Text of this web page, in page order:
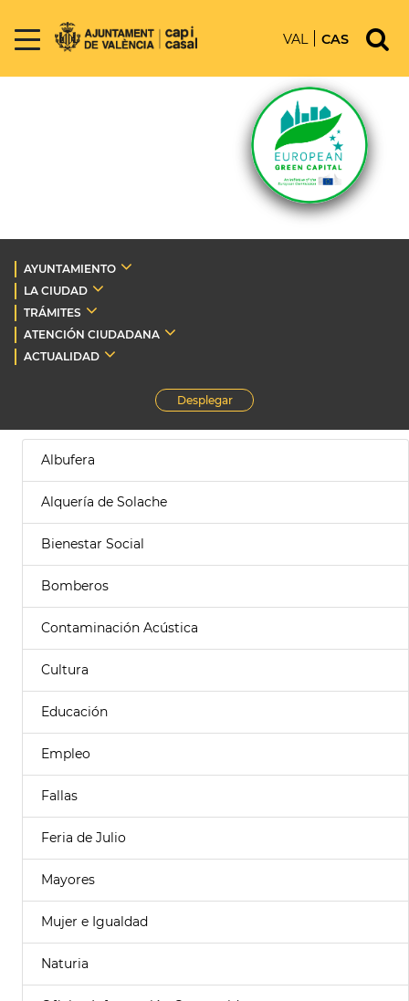
VAL CAS
AYUNTAMIENTO
LA CIUDAD
TRÁMITES
ATENCIÓN CIUDADANA
ACTUALIDAD
Desplegar
Albufera
Alquería de Solache
Bienestar Social
Bomberos
Contaminación Acústica
Cultura
Educación
Empleo
Fallas
Feria de Julio
Mayores
Mujer e Igualdad
Naturia